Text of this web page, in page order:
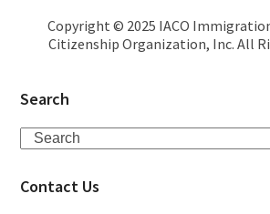
Copyright © 2025 IACO
Citizenship Organization, Inc. All
Search
Contact Us